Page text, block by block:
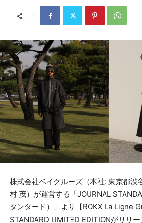
株式会社ベイクルーズ（本社: 東京都渋
村 茂）が運営する「JOURNAL
タンダード）」より
【ROKX La Ligne
STANDARD LIMITED EDITIONがリリー